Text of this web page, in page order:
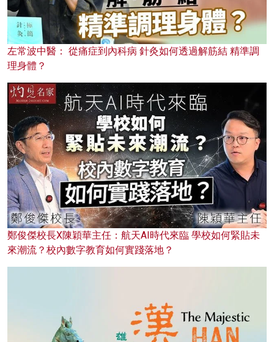
左常波中醫： 從痛症到內科病 針灸如何透過解筋結 精準調
理身體？
鄭俊傑校長X陳穎華主任：航天AI時代來臨 學校如何緊貼未
來潮流？校內數字教育如何實踐落地？